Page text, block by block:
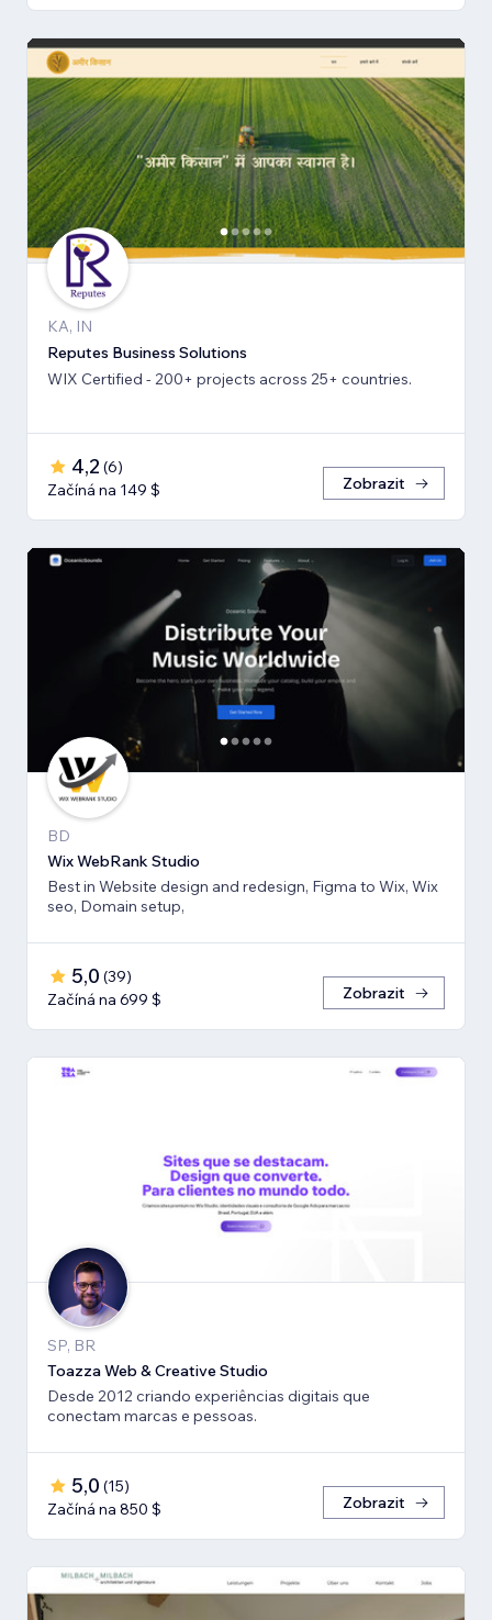
KA, IN
Reputes Business Solutions
WIX Certified - 200+ projects across 25+ countries.
4,2 (6)
Začíná na 149 $
Zobrazit
BD
Wix WebRank Studio
Best in Website design and redesign, Figma to Wix, Wix
seo, Domain setup,
5,0 (39)
Začíná na 699 $
Zobrazit
SP, BR
Toazza Web & Creative Studio
Desde 2012 criando experiências digitais que
conectam marcas e pessoas.
5,0 (15)
Začíná na 850 $
Zobrazit